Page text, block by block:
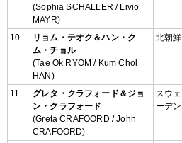
(Sophia SCHALLER / Livio
MAYR)
10
リョム・テオク＆ハン・ク
ム・チョル
(Tae Ok RYOM / Kum Chol
HAN)
北朝鮮
11
グレタ・クラフォード＆ジョ
ン・クラフォード
(Greta CRAFOORD / John
CRAFOORD)
スウェ
ーデン